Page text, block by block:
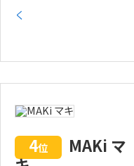
く
4位
MAKi マ